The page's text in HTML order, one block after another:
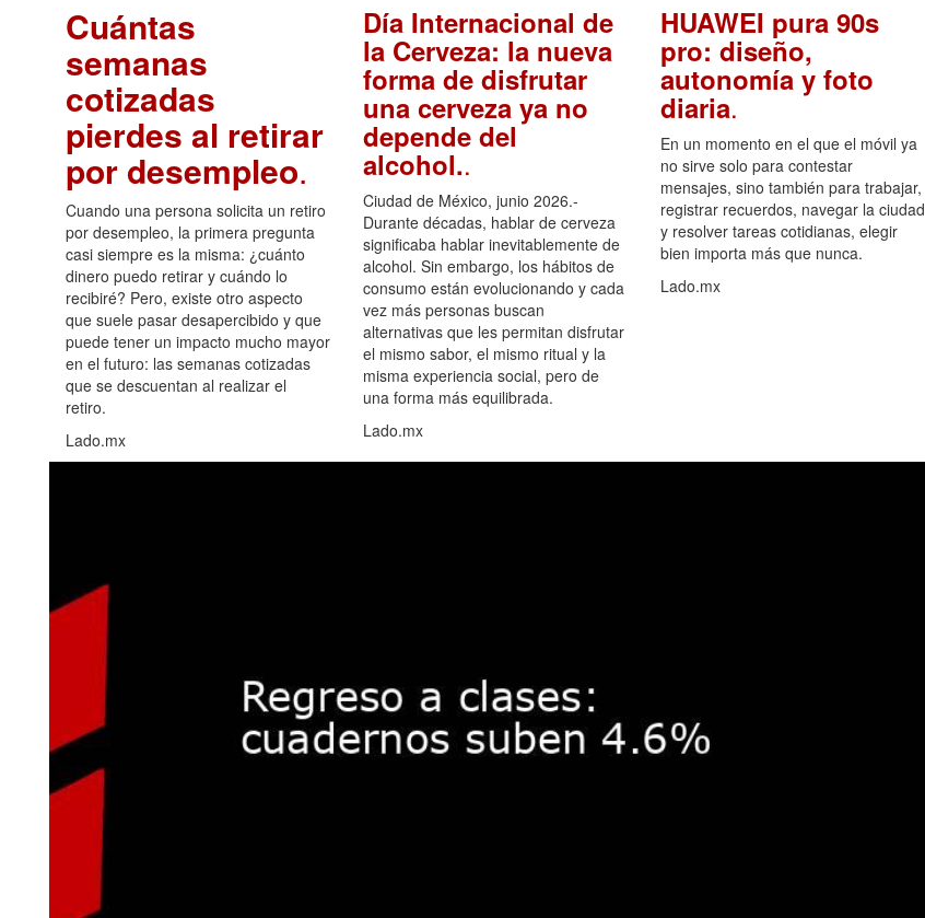
Cuántas
semanas
cotizadas
pierdes al retirar
por desempleo.
Cuando una persona solicita un retiro
por desempleo, la primera pregunta
casi siempre es la misma: ¿cuánto
dinero puedo retirar y cuándo lo
recibiré? Pero, existe otro aspecto
que suele pasar desapercibido y que
puede tener un impacto mucho mayor
en el futuro: las semanas cotizadas
que se descuentan al realizar el
retiro.
Lado.mx
Día Internacional de
la Cerveza: la nueva
forma de disfrutar
una cerveza ya no
depende del
alcohol..
Ciudad de México, junio 2026.-
Durante décadas, hablar de cerveza
significaba hablar inevitablemente de
alcohol. Sin embargo, los hábitos de
consumo están evolucionando y cada
vez más personas buscan
alternativas que les permitan disfrutar
el mismo sabor, el mismo ritual y la
misma experiencia social, pero de
una forma más equilibrada.
Lado.mx
HUAWEI pura 90s
pro: diseño,
autonomía y foto
diaria.
En un momento en el que el móvil ya
no sirve solo para contestar
mensajes, sino también para trabajar,
registrar recuerdos, navegar la ciudad
y resolver tareas cotidianas, elegir
bien importa más que nunca.
Lado.mx